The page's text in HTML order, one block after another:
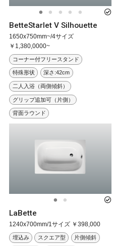
BetteStarlet V Silhouette
1650x750mm~/4サイズ
￥1,380,0000~
コーナー付フリースタンド
特殊形状 深さ:42cm
二人入浴（両側傾斜）
グリップ追加可（片側）
背面ラウンド
LaBette
1240x700mm/1サイズ ￥398,000
埋込み スクエア型 片側傾斜